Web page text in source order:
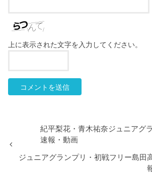
上に表示された文字を入力してください。
紀平梨花・青木祐奈ジュニアグ
速報・動画
ジュニアグランプリ・初戦フリー島田